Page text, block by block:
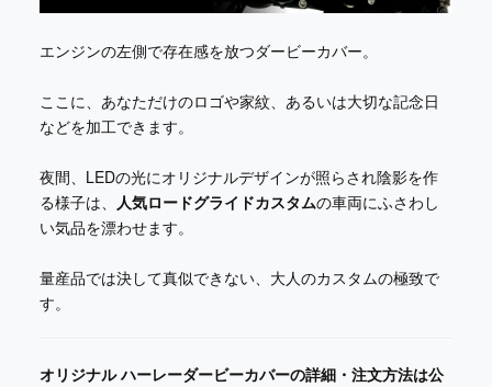
エンジンの左側で存在感を放つダービーカバー。
ここに、あなただけのロゴや家紋、あるいは大切な記念日
などを加工できます。
夜間、LEDの光にオリジナルデザインが照らされ陰影を作
る様子は、 人気ロードグライドカスタムの車両にふさわし
い気品を漂わせます。
量産品では決して真似できない、大人のカスタムの極致で
す。
オリジナル ハーレーダービーカバーの詳細・注文方法は公